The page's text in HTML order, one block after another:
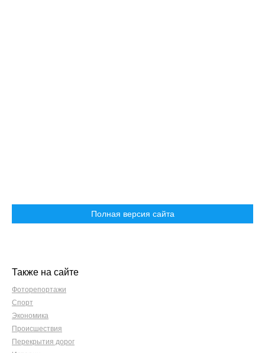
Полная версия сайта
Также на сайте
Фоторепортажи
Спорт
Экономика
Происшествия
Перекрытия дорог